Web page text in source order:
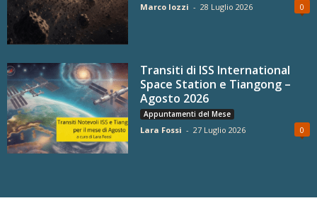
Marco Iozzi - 28 Luglio 2026 0
Transiti di ISS International
Space Station e Tiangong –
Agosto 2026
Appuntamenti del Mese
Lara Fossi - 27 Luglio 2026 0